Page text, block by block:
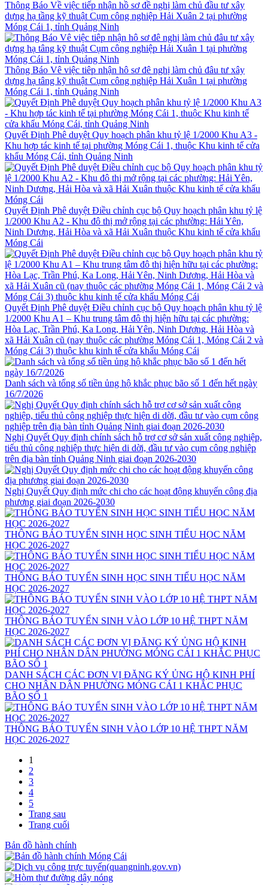
Thông Báo Về việc tiếp nhận hồ sơ đề nghị làm chủ đầu tư xây
dựng hạ tầng kỹ thuật Cụm công nghiệp Hải Xuân 2 tại phường
Móng Cái 1, tỉnh Quảng Ninh
Thông Báo Vê việc tiêp nhận hô sơ đê nghị làm chủ đâu tư xây
dựng hạ tâng kỹ thuật Cụm công nghiệp Hải Xuân 1 tại phường
Móng Cái 1, tỉnh Quảng Ninh
Quyết Định Phê duyệt Quy hoạch phân khu tỷ lệ 1/2000 Khu A3 -
Khu hợp tác kinh tế tại phường Móng Cái 1, thuộc Khu kinh tế cửa
khẩu Móng Cái, tỉnh Quảng Ninh
Quyết Định Phê duyệt Điều chỉnh cục bộ Quy hoạch phân khu tỷ lệ
1/2000 Khu A2 - Khu đô thị mở rộng tại các phường: Hải Yên,
Ninh Dương, Hải Hòa và xã Hải Xuân thuộc Khu kinh tế cửa khẩu
Móng Cái
Quyết Định Phê duyệt Điều chỉnh cục bộ Quy hoạch phân khu tỷ lệ
1/2000 Khu A1 – Khu trung tâm đô thị hiện hữu tại các phường:
Hòa Lạc, Trần Phú, Ka Long, Hải Yên, Ninh Dương, Hải Hòa và
xã Hải Xuân cũ (nay thuộc các phường Móng Cái 1, Móng Cái 2 và
Móng Cái 3) thuộc khu kinh tế cửa khẩu Móng Cái
Danh sách và tổng số tiền ủng hộ khắc phục bão số 1 đến hết ngày
16/7/2026
Nghị Quyết Quy định chính sách hỗ trợ cơ sở sản xuất công nghiệp,
tiểu thủ công nghiệp thực hiện di dời, đầu tư vào cụm công nghiệp
trên địa bàn tỉnh Quảng Ninh giai đoạn 2026-2030
Nghị Quyết Quy định mức chi cho các hoạt động khuyến công địa
phương giai đoạn 2026-2030
THÔNG BÁO TUYỂN SINH HỌC SINH TIỂU HỌC NĂM
HỌC 2026-2027
THÔNG BÁO TUYỂN SINH HỌC SINH TIỂU HỌC NĂM
HỌC 2026-2027
THÔNG BÁO TUYỂN SINH VÀO LỚP 10 HỆ THPT NĂM
HỌC 2026-2027
DANH SÁCH CÁC ĐƠN VỊ ĐĂNG KÝ ỦNG HỘ KINH PHÍ
CHO NHÂN DÂN PHƯỜNG MÓNG CÁI 1 KHẮC PHỤC
BÃO SỐ 1
THÔNG BÁO TUYỂN SINH VÀO LỚP 10 HỆ THPT NĂM
HỌC 2026-2027
1
2
3
4
5
Trang sau
Trang cuối
Bản đồ hành chính